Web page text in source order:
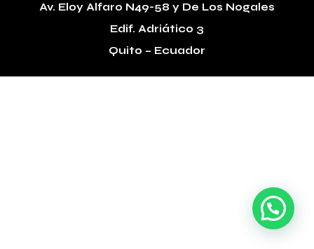
Av. Eloy Alfaro N49-58 y De Los Nogales
Edif. Adriático 3
Quito – Ecuador